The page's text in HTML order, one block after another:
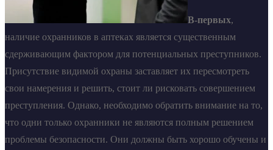
В-первых,
наличие охранников в аптеках является существенным
сдерживающим фактором для потенциальных преступников.
Присутствие видимой охраны заставляет их пересмотреть
свои намерения и решить, стоит ли рисковать совершением
преступления. Однако, необходимо обратить внимание на то,
что одни только охранники не являются полным решением
проблемы безопасности. Они должны быть хорошо обучены и